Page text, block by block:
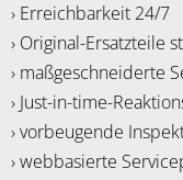
› Erreichbarkeit 24/7
› Original-Ersatzteile
› maßgeschneiderte
› Just-in-time-
› vorbeugende
› webbasierte